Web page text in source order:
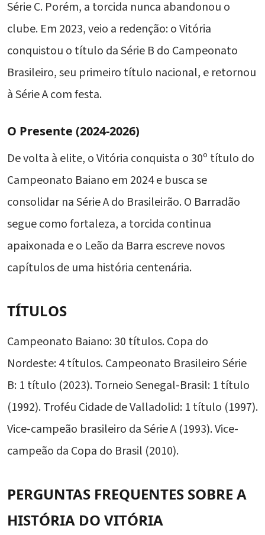
Série C. Porém, a torcida nunca abandonou o
clube. Em 2023, veio a redenção: o Vitória
conquistou o título da Série B do Campeonato
Brasileiro, seu primeiro título nacional, e retornou
à Série A com festa.
O Presente (2024-2026)
De volta à elite, o Vitória conquista o 30º título do
Campeonato Baiano em 2024 e busca se
consolidar na Série A do Brasileirão. O Barradão
segue como fortaleza, a torcida continua
apaixonada e o Leão da Barra escreve novos
capítulos de uma história centenária.
TÍTULOS
Campeonato Baiano: 30 títulos. Copa do
Nordeste: 4 títulos. Campeonato Brasileiro Série
B: 1 título (2023). Torneio Senegal-Brasil: 1 título
(1992). Troféu Cidade de Valladolid: 1 título (1997).
Vice-campeão brasileiro da Série A (1993). Vice-
campeão da Copa do Brasil (2010).
PERGUNTAS FREQUENTES SOBRE A
HISTÓRIA DO VITÓRIA